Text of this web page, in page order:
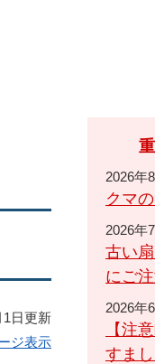
1日更新
ジ表示
2026年
クマ
2026年
古い
にご
2026年
【注
すま